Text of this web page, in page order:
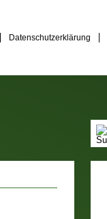
Datenschutzerklärung